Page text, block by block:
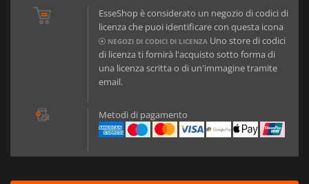
EsseShop è considerato un negozio di codici di
licenza che puoi identificare con questa icona
NEGOZI DI CODICI DI LICENZA Uno store di codici
di licenza ti fornirà l'acquisto sotto forma di
una licenza scritta o di un'immagine tramite
email.
Metodi di pagamento